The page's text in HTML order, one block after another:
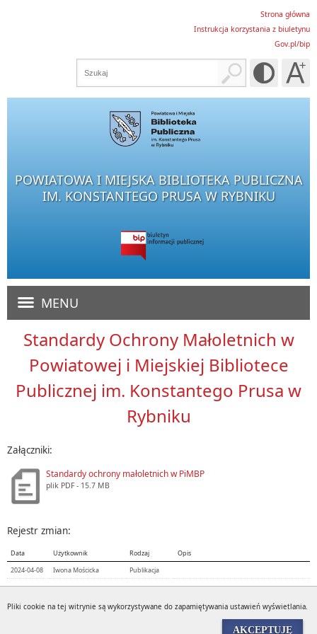
Strona główna
Instrukcja korzystania z biuletynu
Gov.pl/bip
POWIATOWA I MIEJSKA BIBLIOTEKA PUBLICZNA
IM. KONSTANTEGO PRUSA W RYBNIKU
MENU
Standardy Ochrony Małoletnich w
Powiatowej i Miejskiej Bibliotece
Publicznej im. Konstantego Prusa w
Rybniku
Załączniki:
Standardy ochrony małoletnich w PiMBP
plik PDF- 15.7 MB
Rejestr zmian:
Data Użytkownik Rodzaj
Opis
2024-04-08
Iwona Mościcka Publikacja
Wyświetleń: 536
Pliki cookie na tej witrynie są wykorzystywane do zapamiętywania ustawień wyświetlania.
AKCEPTUJĘ